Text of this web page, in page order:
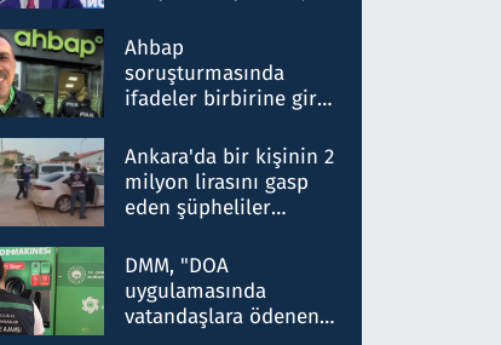
nitelikte olduğunu
belirtti
Ahbap
soruşturmasında
ifadeler birbirine girdi:
ifadelerinden ortaya
çıkan tablo şok etti
Ankara'da bir kişinin 2
milyon lirasını gasp
eden şüpheliler
DMM, "DOA
uygulamasında
vatandaşlara ödenen